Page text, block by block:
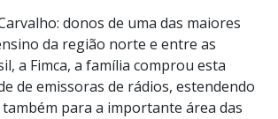
donos de uma das maiores
da região norte e entre as
a Fimca, a família comprou esta
de emissoras de rádios, estendendo
para a importante área das